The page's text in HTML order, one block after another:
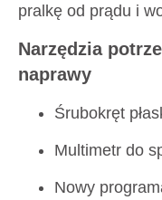
pralkę od prądu i
Narzędzia
naprawy
Śrubokręt
Multimetr do
Nowy